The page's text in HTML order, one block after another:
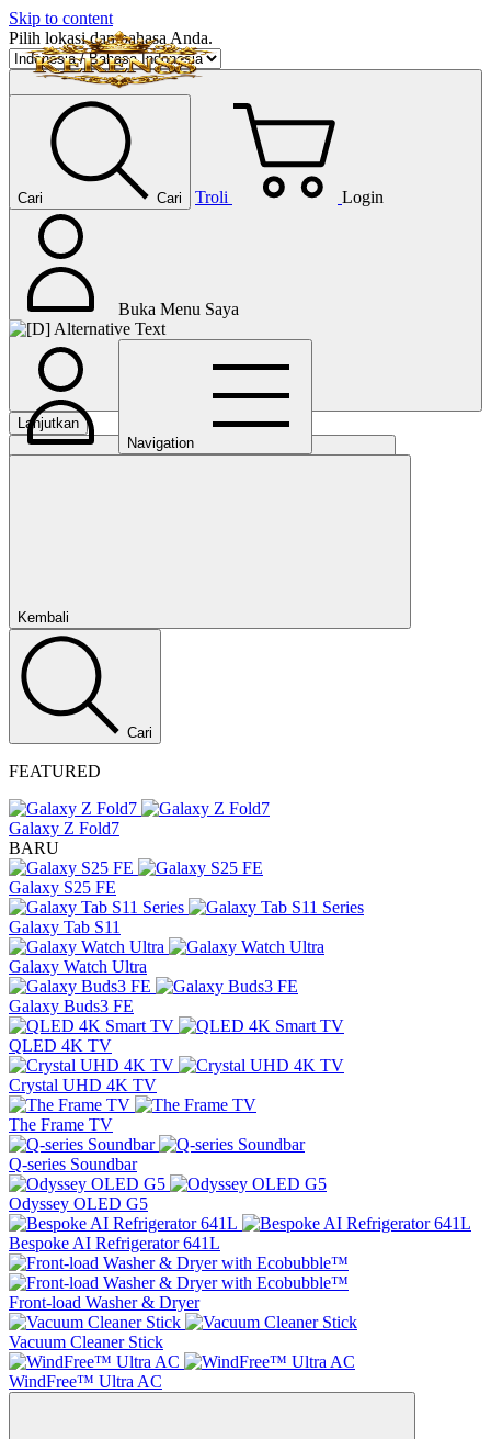
Skip to content
Pilih lokasi dan bahasa Anda.
Lanjutkan
Cari Cari Troli Login
Buka Menu Saya
Navigation
Kembali
Cari
FEATURED
Galaxy Z Fold7
BARU
Galaxy S25 FE
Galaxy Tab S11
Galaxy Watch Ultra
Galaxy Buds3 FE
QLED 4K TV
Crystal UHD 4K TV
The Frame TV
Q-series Soundbar
Odyssey OLED G5
Bespoke AI Refrigerator 641L
Front-load Washer & Dryer
Vacuum Cleaner Stick
WindFree™ Ultra AC